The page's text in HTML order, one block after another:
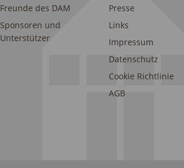
Freunde des DAM
Sponsoren und
Unterstützer
Presse
Links
Impressum
Datenschutz
Cookie Richtlinie
AGB